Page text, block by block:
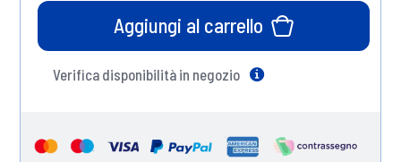
Aggiungi al carrello
Verifica disponibilità in negozio